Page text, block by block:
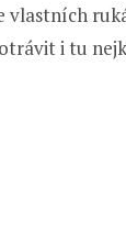
vlastních
i tu